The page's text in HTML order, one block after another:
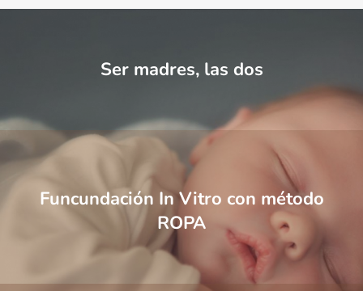
Ser madres, las dos
Funcundación In Vitro con método
ROPA